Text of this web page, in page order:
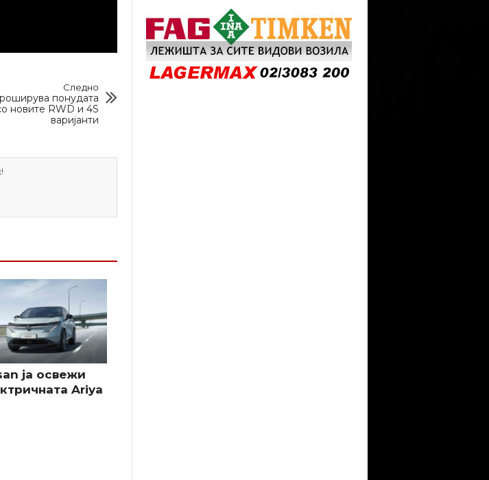
Следно
понудата
новите RWD и 4S
варијанти
ја освежи
Ariya